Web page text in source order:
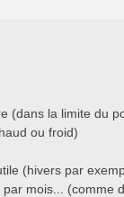
(dans la limite du
ou froid)
(hivers par
mois... (comme